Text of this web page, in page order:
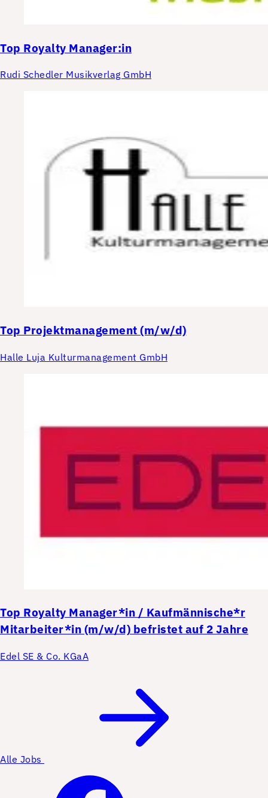
Top Royalty Manager:in
Rudi Schedler Musikverlag GmbH
Top Projektmanagement (m/w/d)
Halle Luja Kulturmanagement GmbH
Top Royalty Manager*in / Kaufmännische*r
Mitarbeiter*in (m/w/d) befristet auf 2 Jahre
Edel SE & Co. KGaA
Alle Jobs